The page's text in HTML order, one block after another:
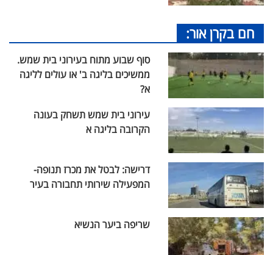
חם בקרן אור:
סוף שבוע מתוח בעירוני בית שמש.
ממשיכים בליגה ב' או עולים לליגה
א?
עירוני בית שמש תשחק בעונה
הקרובה בליגה א
דרישה: לבטל את מכרז תנופה-
המפעילה שירותי תחבורה בעיר
שריפה ביער הנשיא